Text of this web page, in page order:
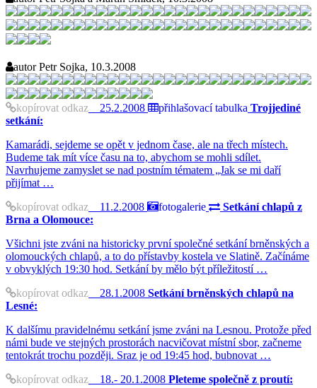
autorPetr Sojka, 10.3.2008
kopírovat odkaz 25.2.2008 přihlašovací tabulka Trojjediné
setkání:
Kamarádi, sejdeme se opět v jednom čase, ale na třech místech.
Budeme tak mít více času na to, abychom se mohli sdílet.
Navrhujeme zamyslet se nad postním tématem „Jak se mi daří
přijímat …
kopírovat odkaz 11.2.2008 fotogalerie
Setkání chlapů z
Brna a Olomouce:
Všichni jste zváni na historicky první společné setkání brněnských a
olomouckých chlapů, a to do přístavby kostela ve Slatině. Začínáme
v obvyklých 19:30 hod. Setkání by mělo být příležitostí …
kopírovat odkaz 28.1.2008 Setkání brněnských chlapů na
Lesné:
K dalšímu pravidelnému setkání jsme zváni na Lesnou. Protože před
námi bude ve stejných prostorách nacvičovat místní sbor, začneme
tentokrát trochu později. Sraz je od 19:45 hod, bubnovat …
kopírovat odkaz 18.- 20.1.2008 Pleteme společně z proutí: